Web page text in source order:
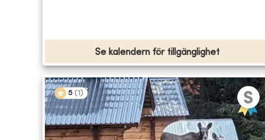
Se kalendern för tillgänglighet
5 (1 )